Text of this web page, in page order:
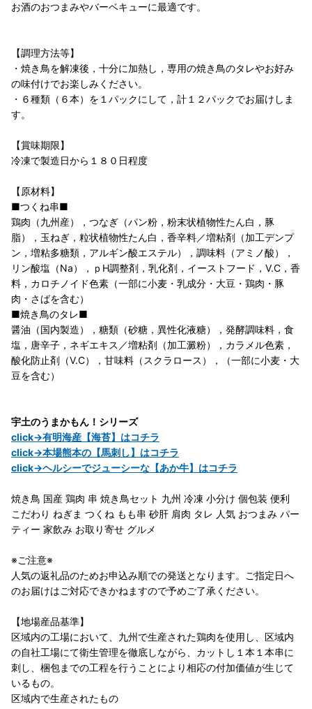
お酒のおつまみやバーベキューに最適です。
【調理方法等】
・焼き鳥を解凍後，十分に加熱し，専用の焼き鳥のタレやお好み
の味付けでお楽しみください。
・６種類（６本）を１パックにして，計１２パックでお届けしま
す。
【賞味期限】
冷凍で製造日から１８０日程度
【原材料】
■つくね串■
鶏肉（九州産），つなぎ（パン粉，粉末状植物性たん白，豚
脂），玉ねぎ，粒状植物性たん白，香辛料／増粘剤（加工デンプ
ン，増粘多糖類，アルギン酸エステル），調味料（アミノ酸），
リン酸塩（Na），ｐH調整剤，乳化剤，イーストフード，V.C，香
料，カロチノイド色素（一部に小麦・乳成分・大豆・鶏肉・豚
肉・さばを含む）
■焼き鳥のタレ■
醤油（国内製造），糖類（砂糖，異性化液糖），発酵調味料，食
塩，唐辛子，ネギエキス／増粘剤（加工澱粉），カラメル色素，
酸化防止剤（V.C），甘味料（スクラロース），（一部に小麦・大
豆を含む）
宇土のうまかもん！シリーズ
click→有明海産【海苔】はコチラ
click→本場熊本の【馬刺し】はコチラ
click→ヘルシーでジューシーな【あか牛】はコチラ
焼き鳥 国産 鶏肉 串 焼き鳥セット 九州 冷凍 小分け 個包装 便利
こだわり ねぎま つくね もも串 砂肝 肩肉 タレ 人気 おつまみ パー
ティー 家飲み お取り寄せ グルメ
※ご注意※
人気の返礼品のためお申込み順での発送となります。ご指定日へ
のお届けはご対応できかねますので予めご了承ください。
【地場産品基準】
区域内の工場において、九州で生産された鶏肉を使用し、区域内
の自社工場にて衛生管理を徹底しながら、カットし１本１本串に
刺し、梱包までの工程を行うことにより相応の付加価値が生じて
いるもの。
区域内で生産されたもの